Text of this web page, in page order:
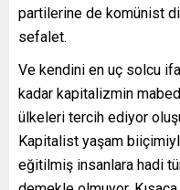
partilerine de komünist
sefalet.
Ve kendini en uç solcu
kadar kapitalizmin
ülkeleri tercih ediyor
Kapitalist yaşam
eğitilmiş insanlara hadi